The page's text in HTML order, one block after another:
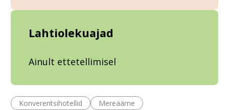
Lahtiolekuajad
Ainult ettetellimisel
Konverentsihotellid Mereäärne